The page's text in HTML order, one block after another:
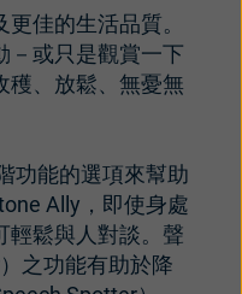
佳的生活品質。
－或只是觀賞一下
穫、放鬆、無憂無
功能的選項來幫助
Ally，即使身處
輕鬆與人對談。聲
之功能有助於降